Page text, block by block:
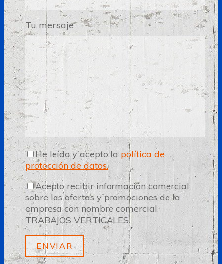
Tu mensaje
He leído y acepto la política de
protección de datos.
Acepto recibir información comercial
sobre las ofertas y promociones de la
empresa con nombre comercial
TRABAJOS VERTICALES.